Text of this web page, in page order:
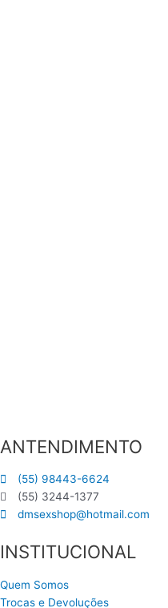
ANTENDIMENTO
(55) 98443-6624
(55) 3244-1377
dmsexshop@hotmail.com
INSTITUCIONAL
Quem Somos
Trocas e Devoluções